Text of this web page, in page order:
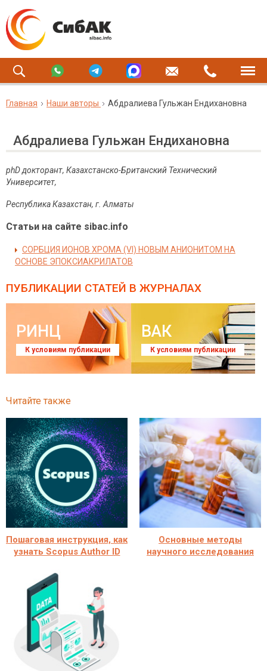
Главная Наши авторы Абдралиева Гульжан Ендихановна
Абдралиева Гульжан Ендихановна
рhD докторант, Казахстанско-Британский Технический
Университет,
Республика Казахстан, г. Алматы
Статьи на сайте sibac.info
СОРБЦИЯ ИОНОВ ХРОМА (VI) НОВЫМ АНИОНИТОМ НА
ОСНОВЕ ЭПОКСИАКРИЛАТОВ
ПУБЛИКАЦИИ СТАТЕЙ В ЖУРНАЛАХ
РИНЦ
К условиям публикации
ВАК
К условиям публикации
Читайте также
Пошаговая инструкция, как
узнать Scopus Author ID
Основные методы
научного исследования